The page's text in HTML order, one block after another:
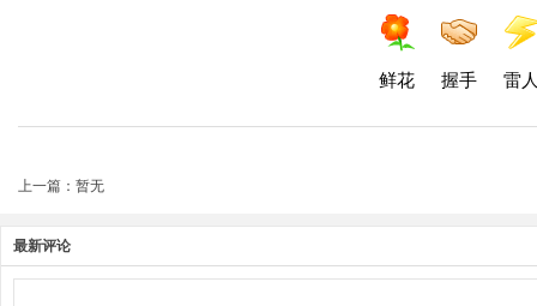
鲜花 握手 雷
上一篇：暂无
最新评论